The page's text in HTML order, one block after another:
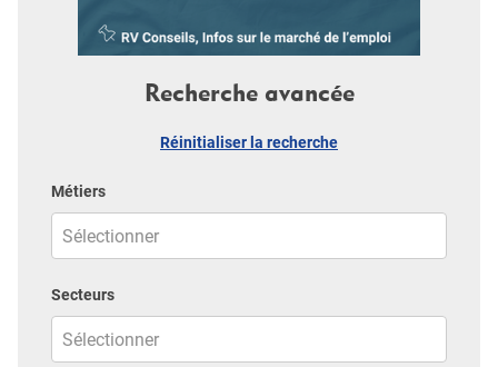
Recherche avancée
Réinitialiser la recherche
Métiers
Secteurs